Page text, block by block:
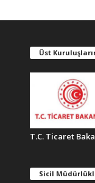
Üst
T.C. Ticaret
Sicil